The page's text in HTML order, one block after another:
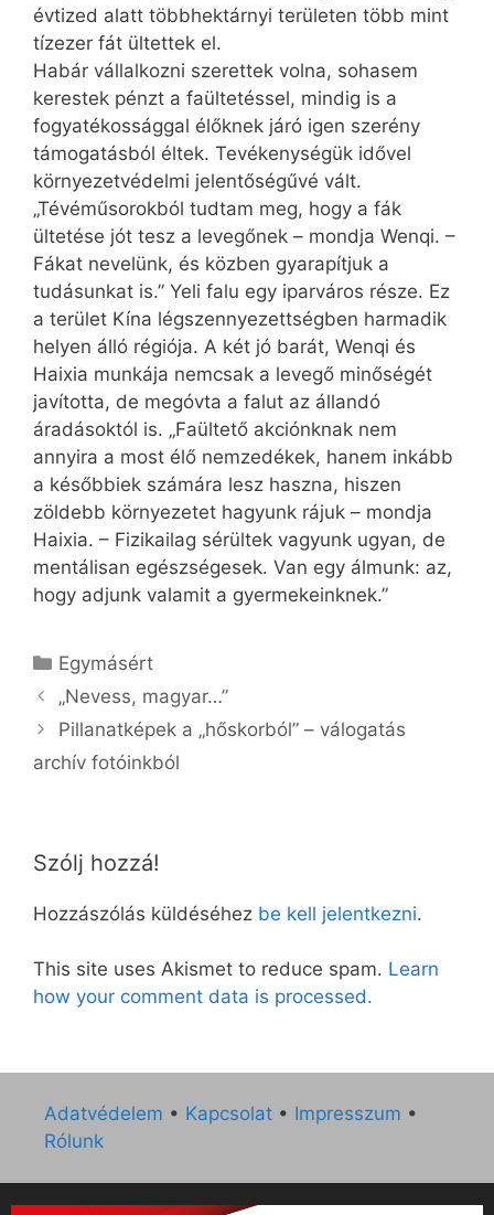
évtized alatt többhektárnyi területen több mint
tízezer fát ültettek el.
Habár vállalkozni szerettek volna, sohasem
kerestek pénzt a faültetéssel, mindig is a
fogyatékossággal élőknek járó igen szerény
támogatásból éltek. Tevékenységük idővel
környezetvédelmi jelentőségűvé vált.
„Tévéműsorokból tudtam meg, hogy a fák
ültetése jót tesz a levegőnek – mondja Wenqi. –
Fákat nevelünk, és közben gyarapítjuk a
tudásunkat is.” Yeli falu egy iparváros része. Ez
a terület Kína légszennyezettségben harmadik
helyen álló régiója. A két jó barát, Wenqi és
Haixia munkája nemcsak a levegő minőségét
javította, de megóvta a falut az állandó
áradásoktól is. „Faültető akciónknak nem
annyira a most élő nemzedékek, hanem inkább
a későbbiek számára lesz haszna, hiszen
zöldebb környezetet hagyunk rájuk – mondja
Haixia. – Fizikailag sérültek vagyunk ugyan, de
mentálisan egészségesek. Van egy álmunk: az,
hogy adjunk valamit a gyermekeinknek.”
Kategória
Egymásért
„Nevess, magyar…”
Pillanatképek a „hőskorból” – válogatás
archív fotóinkból
Szólj hozzá!
Hozzászólás küldéséhez be kell jelentkezni.
This site uses Akismet to reduce spam. Learn
how your comment data is processed.
Adatvédelem • Kapcsolat • Impresszum •
Rólunk